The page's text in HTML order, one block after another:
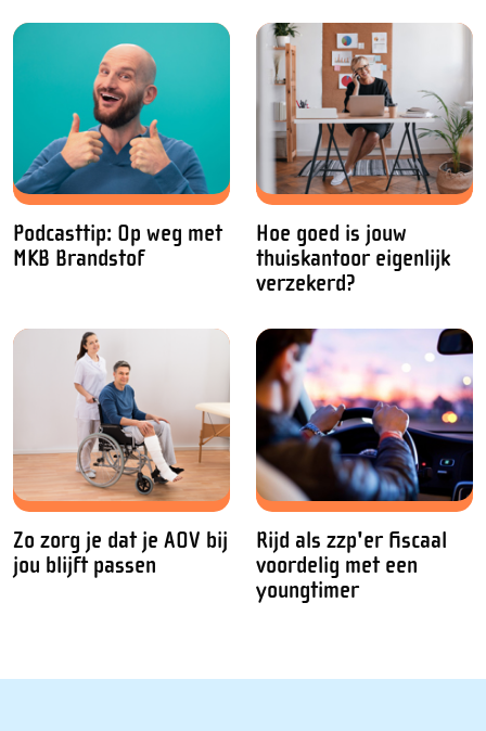
Podcasttip: Op weg met
MKB Brandstof
Hoe goed is jouw
thuiskantoor eigenlijk
verzekerd?
Zo zorg je dat je AOV bij
jou blijft passen
Rijd als zzp'er fiscaal
voordelig met een
youngtimer